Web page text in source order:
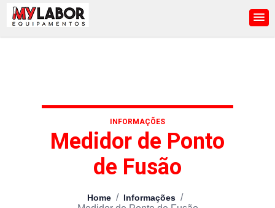
INFORMAÇÕES
Medidor de Ponto
de Fusão
Home / Informações /